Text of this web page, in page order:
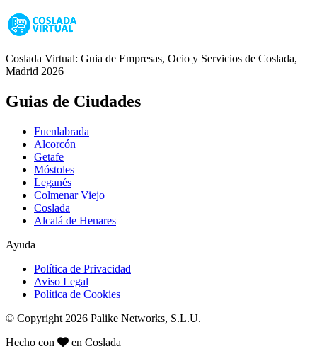
Coslada Virtual: Guia de Empresas, Ocio y Servicios de Coslada,
Madrid 2026
Guias de Ciudades
Fuenlabrada
Alcorcón
Getafe
Móstoles
Leganés
Colmenar Viejo
Coslada
Alcalá de Henares
Ayuda
Política de Privacidad
Aviso Legal
Política de Cookies
© Copyright 2026 Palike Networks, S.L.U.
Hecho con
en Coslada